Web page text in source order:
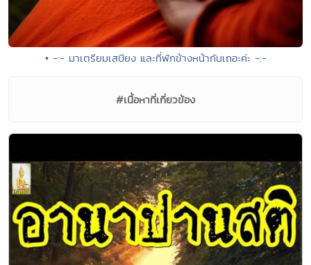
• -:- มาเตรียมเสบียง และที่พักข้างหน้ากันเถอะค่ะ -:-
#เนื้อหาที่เกี่ยวข้อง